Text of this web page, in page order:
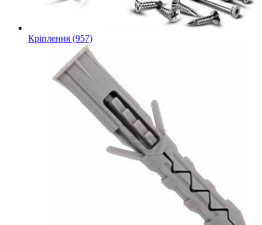
Кріплення (957)